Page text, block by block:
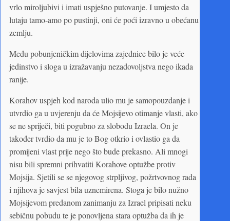
vrlo miroljubivi i imati uspješno putovanje. I umjesto da
lutaju tamo-amo po pustinji, oni će poći izravno u obećanu
zemlju.
Među pobunjeničkim dijelovima zajednice bilo je veće
jedinstvo i sloga u izražavanju nezadovoljstva nego ikada
ranije.
Korahov uspjeh kod naroda ulio mu je samopouzdanje i
utvrdio ga u uvjerenju da će Mojsijevo otimanje vlasti, ako
se ne spriječi, biti pogubno za slobodu Izraela. On je
također tvrdio da mu je to Bog otkrio i ovlastio ga da
promijeni vlast prije nego što bude prekasno. Ali mnogi
nisu bili spremni prihvatiti Korahove optužbe protiv
Mojsija. Sjetili se se njegovog strpljivog, požrtvovnog rada
i njihova je savjest bila uznemirena. Stoga je bilo nužno
Mojsijevom predanom zanimanju za Izrael pripisati neku
sebičnu pobudu te je ponovljena stara optužba da ih je